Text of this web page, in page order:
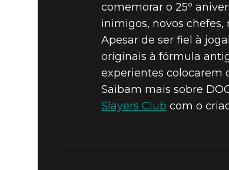
comemorar o 25º
inimigos, novos chefes,
Apesar de ser fiel à
originais à fórmula
experientes colocarem
Saibam mais sobre
Slayers Club com o